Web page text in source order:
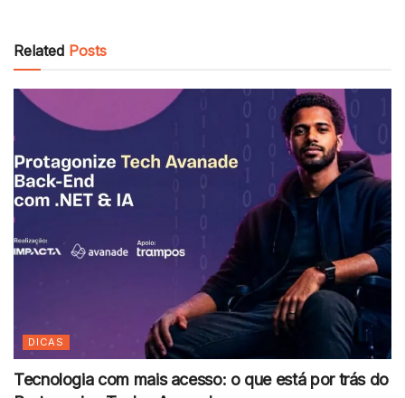
Related Posts
DICAS
Tecnologia com mais acesso: o que está por trás do